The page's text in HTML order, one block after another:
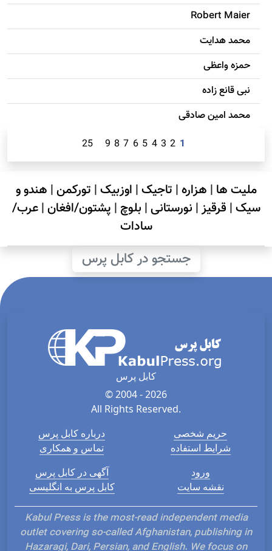
Robert Maier
محمد هدایت
حمزه واعظی
نبی قانع زاده
محمد امين صادقی
1
2
3
4
5
6
7
8
9
25
ملیت ها | هزاره| تاجیک| اوزبیک| تورکمن| هندو و
سیک| قرقیز| نورستانی| بلوچ | پشتون/افغان|عرب/
سادات
جستجو در کابل پرس
کابل پرس
© 2004 - 2026
All Rights Reserved.
درباره کابل پرس
تماس و همکاری
حریم شخصی
شرایط استفاده
آگهی در کابل پرس
کابل پرس به انگلیسی
ورود
نقشه سایت
Kabul Press is the most-read independent media
outlet covering so-called Afghanistan, publishing in
Hazaragi, Dari, Persian, and English. We focus on